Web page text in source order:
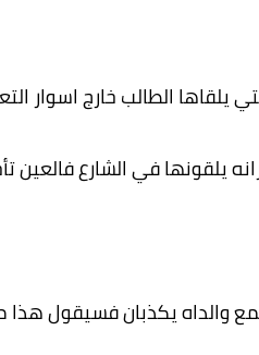
يلقاها الطالب خارج اسوار
يلقونها في الشارع
يكذبان فسيقول هذا ما